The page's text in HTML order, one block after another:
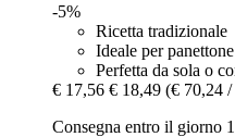
-5%
Ricetta tradizionale
Ideale per
Perfetta da sola o
€ 17,56 € 18,49 (€ 70,24
Consegna entro il giorno